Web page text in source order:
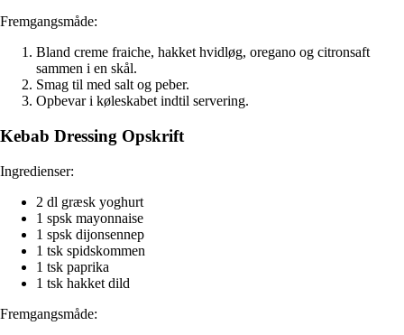
Fremgangsmåde:
Bland creme fraiche, hakket hvidløg, oregano og citronsaft
sammen i en skål.
Smag til med salt og peber.
Opbevar i køleskabet indtil servering.
Kebab Dressing Opskrift
Ingredienser:
2 dl græsk yoghurt
1 spsk mayonnaise
1 spsk dijonsennep
1 tsk spidskommen
1 tsk paprika
1 tsk hakket dild
Fremgangsmåde: